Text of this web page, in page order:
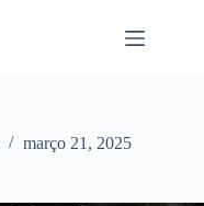
março 21, 2025